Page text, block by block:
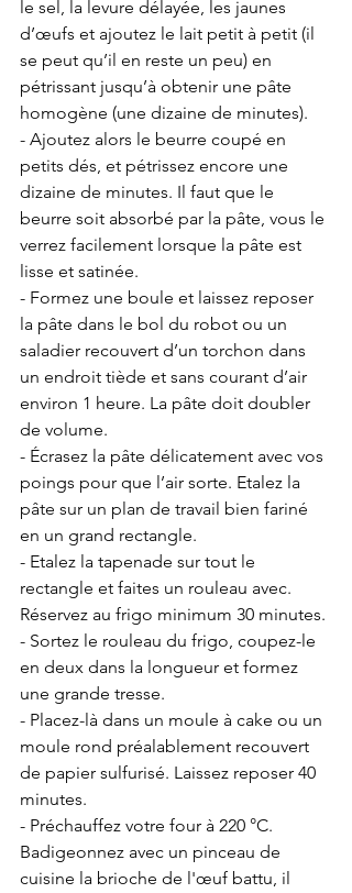
le sel, la levure délayée, les jaunes
d’œufs et ajoutez le lait petit à petit (il
se peut qu’il en reste un peu) en
pétrissant jusqu’à obtenir une pâte
homogène (une dizaine de minutes).
- Ajoutez alors le beurre coupé en
petits dés, et pétrissez encore une
dizaine de minutes. Il faut que le
beurre soit absorbé par la pâte, vous le
verrez facilement lorsque la pâte est
lisse et satinée.
- Formez une boule et laissez reposer
la pâte dans le bol du robot ou un
saladier recouvert d’un torchon dans
un endroit tiède et sans courant d’air
environ 1 heure. La pâte doit doubler
de volume.
- Écrasez la pâte délicatement avec vos
poings pour que l’air sorte. Etalez la
pâte sur un plan de travail bien fariné
en un grand rectangle.
- Etalez la tapenade sur tout le
rectangle et faites un rouleau avec.
Réservez au frigo minimum 30 minutes.
- Sortez le rouleau du frigo, coupez-le
en deux dans la longueur et formez
une grande tresse.
- Placez-là dans un moule à cake ou un
moule rond préalablement recouvert
de papier sulfurisé. Laissez reposer 40
minutes.
- Préchauffez votre four à 220 °C.
Badigeonnez avec un pinceau de
cuisine la brioche de l'œuf battu, il